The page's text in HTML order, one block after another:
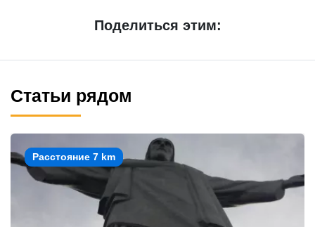
Поделиться этим:
Статьи рядом
Расстояние 7 km